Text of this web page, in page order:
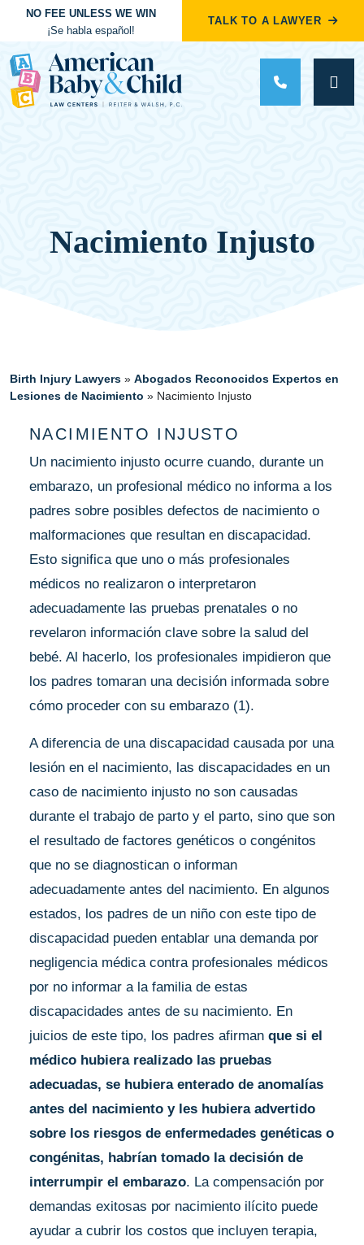
Main Navigation
NO FEE UNLESS WE WIN
¡Se habla español!
TALK TO A LAWYER
Nacimiento Injusto
Birth Injury Lawyers » Abogados Reconocidos Expertos en
Lesiones de Nacimiento » Nacimiento Injusto
NACIMIENTO INJUSTO
Un nacimiento injusto ocurre cuando, durante un
embarazo, un profesional médico no informa a los
padres sobre posibles defectos de nacimiento o
malformaciones que resultan en discapacidad.
Esto significa que uno o más profesionales
médicos no realizaron o interpretaron
adecuadamente las pruebas prenatales o no
revelaron información clave sobre la salud del
bebé. Al hacerlo, los profesionales impidieron que
los padres tomaran una decisión informada sobre
cómo proceder con su embarazo (1).
A diferencia de una discapacidad causada por una
lesión en el nacimiento, las discapacidades en un
caso de nacimiento injusto no son causadas
durante el trabajo de parto y el parto, sino que son
el resultado de factores genéticos o congénitos
que no se diagnostican o informan
adecuadamente antes del nacimiento. En algunos
estados, los padres de un niño con este tipo de
discapacidad pueden entablar una demanda por
negligencia médica contra profesionales médicos
por no informar a la familia de estas
discapacidades antes de su nacimiento. En
juicios de este tipo, los padres afirman que si el
médico hubiera realizado las pruebas
adecuadas, se hubiera enterado de anomalías
antes del nacimiento y les hubiera advertido
sobre los riesgos de enfermedades genéticas o
congénitas, habrían tomado la decisión de
interrumpir el embarazo. La compensación por
demandas exitosas por nacimiento ilícito puede
ayudar a cubrir los costos que incluyen terapia,